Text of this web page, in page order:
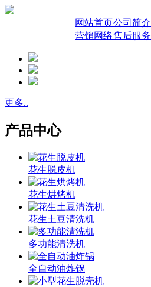
网站首页公司简介
营销网络售后服务
更多..
产品中心
花生脱皮机
花生烘烤机
花生土豆清洗机
多功能清洗机
全自动油炸锅